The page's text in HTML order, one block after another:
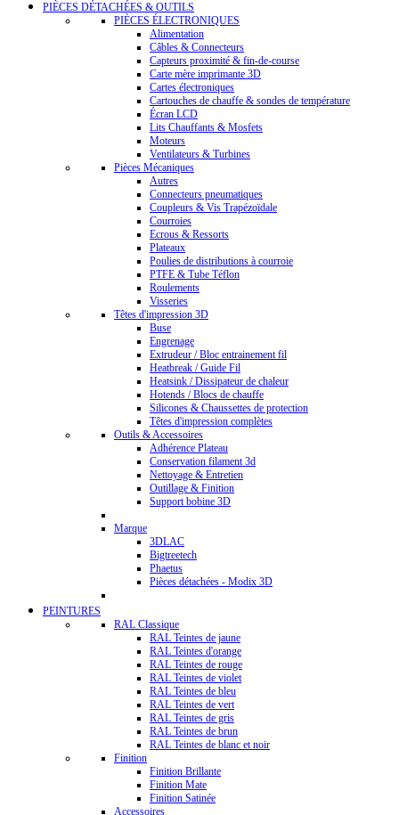
PIÈCES DÉTACHÉES & OUTILS
PIÈCES ÉLECTRONIQUES
Alimentation
Câbles & Connecteurs
Capteurs proximité & fin-de-course
Carte mère imprimante 3D
Cartes électroniques
Cartouches de chauffe & sondes de température
Écran LCD
Lits Chauffants & Mosfets
Moteurs
Ventilateurs & Turbines
Pièces Mécaniques
Autres
Connecteurs pneumatiques
Coupleurs & Vis Trapézoïdale
Courroies
Ecrous & Ressorts
Plateaux
Poulies de distributions à courroie
PTFE & Tube Téflon
Roulements
Visseries
Têtes d'impression 3D
Buse
Engrenage
Extrudeur / Bloc entrainement fil
Heatbreak / Guide Fil
Heatsink / Dissipateur de chaleur
Hotends / Blocs de chauffe
Silicones & Chaussettes de protection
Têtes d'impression complètes
Outils & Accessoires
Adhérence Plateau
Conservation filament 3d
Nettoyage & Entretien
Outillage & Finition
Support bobine 3D
Marque
3DLAC
Bigtreetech
Phaetus
Pièces détachées - Modix 3D
PEINTURES
RAL Classique
RAL Teintes de jaune
RAL Teintes d'orange
RAL Teintes de rouge
RAL Teintes de violet
RAL Teintes de bleu
RAL Teintes de vert
RAL Teintes de gris
RAL Teintes de brun
RAL Teintes de blanc et noir
Finition
Finition Brillante
Finition Mate
Finition Satinée
Accessoires